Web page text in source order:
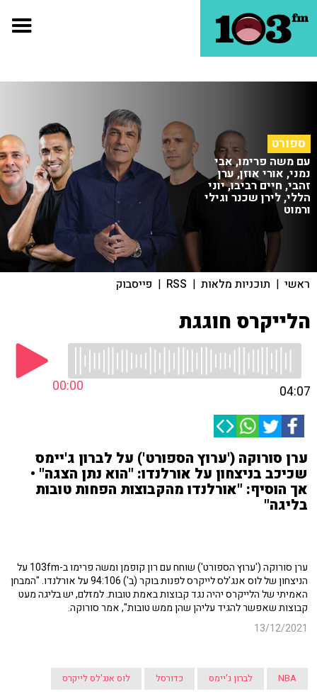
ספורט
עם משה פרימו, אבי
נמני, אורי אוזן, ערן
זהבי, חיים רביבו, יוני
הללי, לירן שכנר וגילי
ורמוט
ראשי | תוכניות מלאות |
RSS
| פייסבוק
הלייקרס חוגגת
00:00 04:07
ערן סורוקה ('ערוץ הספורט') על לברון ג'יימס
שכיכב בניצחון על אורלנדו: "הוא נתן הצגה" •
אך הוסיף: "אורלנדו מהקבוצות הפחות טובות
בליגה"
ערן סורוקה ('ערוץ הספורט') שוחח עם רון קופמן ומשה פרימו ב-103fm על
הניצחון של לוס אנג'לס לייקרס לפנות בוקר (ב') 94:106 על אורלנדו. "המבחן
האמיתי של הלייקרס יהיה נגד קבוצות באמת טובות. למזלם, יש בליגה מעט
קבוצות שאפשר להגיד עליהן שהן ממש טובות", אמר סורוקה.
13/12/2021
NBA לברון ג'יימס כדורסל לוס אנג'לס לייקרס